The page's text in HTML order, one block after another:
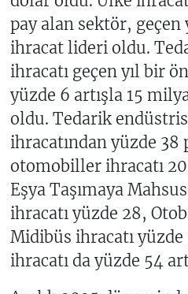
pay alan sektör, geçen
ihracat lideri oldu.
ihracatı geçen yıl bir
yüzde 6 artışla 15
oldu. Tedarik
ihracatından yüzde 38
otomobiller ihracatı
Eşya Taşımaya
ihracatı yüzde 28,
Midibüs ihracatı
ihracatı da yüzde 54